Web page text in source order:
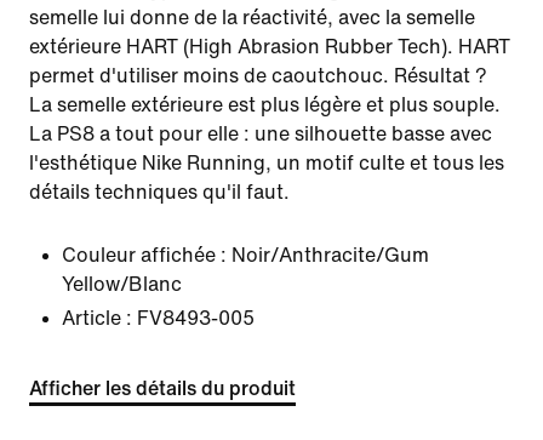
semelle lui donne de la réactivité, avec la semelle
extérieure HART (High Abrasion Rubber Tech). HART
permet d'utiliser moins de caoutchouc. Résultat ?
La semelle extérieure est plus légère et plus souple.
La PS8 a tout pour elle : une silhouette basse avec
l'esthétique Nike Running, un motif culte et tous les
détails techniques qu'il faut.
Couleur affichée : Noir/Anthracite/Gum
Yellow/Blanc
Article : FV8493-005
Afficher les détails du produit